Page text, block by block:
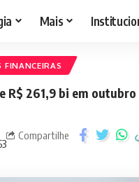
Mais
FINANCEIRAS
R$ 261,9 bi em
Compartilhe